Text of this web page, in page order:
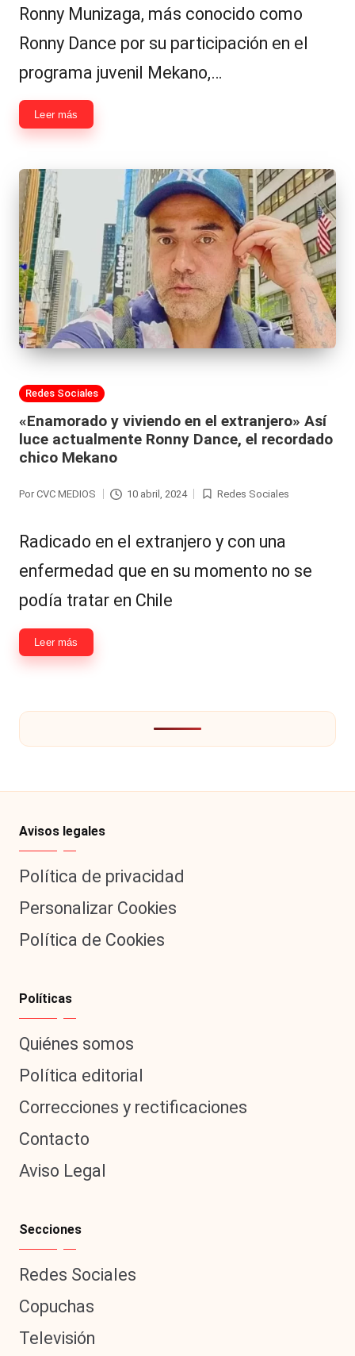
Ronny Munizaga, más conocido como
Ronny Dance por su participación en el
programa juvenil Mekano,…
Leer más
Publicada
Redes Sociales
«Enamorado y viviendo en el extranjero» Así
luce actualmente Ronny Dance, el recordado
chico Mekano
Por CVC MEDIOS 10 abril, 2024
Publicada
Redes Sociales
Radicado en el extranjero y con una
enfermedad que en su momento no se
podía tratar en Chile
Leer más
Avisos legales
Política de privacidad
Personalizar Cookies
Política de Cookies
Políticas
Quiénes somos
Política editorial
Correcciones y rectificaciones
Contacto
Aviso Legal
Secciones
Redes Sociales
Copuchas
Televisión